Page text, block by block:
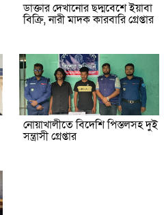
ডাক্তার দেখানোর ছদ্মবেশে ইয়াবা
বিক্রি, নারী মাদক কারবারি গ্রেপ্তার
নোয়াখালীতে বিদেশি পিস্তলসহ দুই
সন্ত্রাসী গ্রেপ্তার